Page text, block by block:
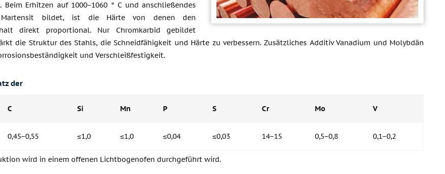
Beim Erhitzen auf 1000−1060 ° C und anschließendes
Martensit bildet, ist die Härte von denen den
direkt proportional. Nur Chromkarbid gebildet
die Struktur des Stahls, die Schneidfähigkeit und Härte zu verbessern. Zusätzliches Additiv Vanadium und Molybdän
und Verschleißfestigkeit.
der
C Si Mn P S Cr Mo V
0,45−0,55 ≤1,0 ≤1,0 ≤0,04 ≤0,03 14−15 0,5−0,8 0,1−0,2
wird in einem offenen Lichtbogenofen durchgeführt wird.